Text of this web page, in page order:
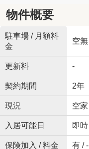
物件概要
駐車場 / 月額料
金
空無
更新料 -
契約期間 2年
現況 空家
入居可能日 即時
保険加入 / 料金 有 / -